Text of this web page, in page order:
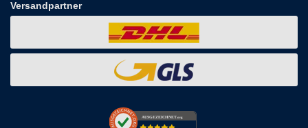
Versandpartner
AUSGEZEICHNET.org